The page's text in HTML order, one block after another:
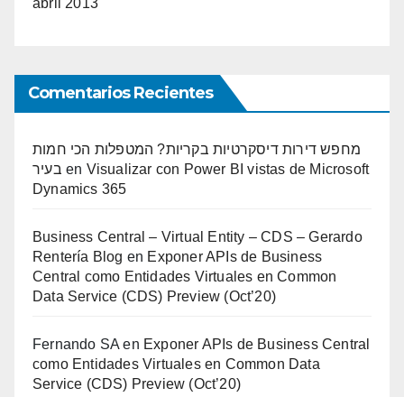
abril 2013
Comentarios Recientes
מחפש דירות דיסקרטיות בקריות? המטפלות הכי חמות
בעיר en Visualizar con Power BI vistas de Microsoft
Dynamics 365
Business Central – Virtual Entity – CDS – Gerardo
Rentería Blog en Exponer APIs de Business
Central como Entidades Virtuales en Common
Data Service (CDS) Preview (Oct’20)
Fernando SA en Exponer APIs de Business Central
como Entidades Virtuales en Common Data
Service (CDS) Preview (Oct’20)